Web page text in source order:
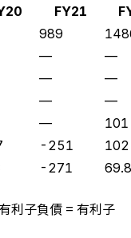
FY21
989
— —
— —
— —
— 101
-251 102
-271 69.8
利子負債 = 有利子